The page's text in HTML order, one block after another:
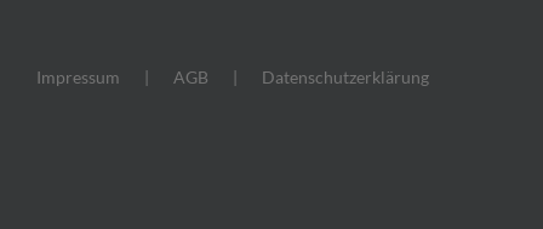
Impressum AGB Datenschutzerklärung